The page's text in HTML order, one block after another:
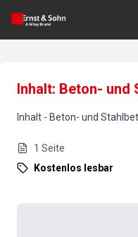
Inhalt: Beton- und
Inhalt - Beton- und
1 Seite
Kostenlos lesbar